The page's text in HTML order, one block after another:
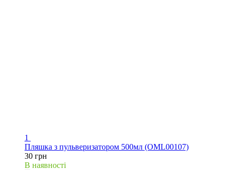
1
Пляшка з пульверизатором 500мл (OML00107)
30 грн
В наявності